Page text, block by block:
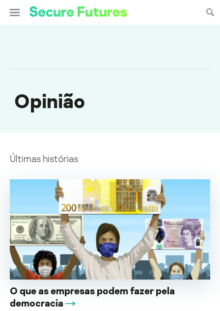
Opinião
Últimas histórias
O que as empresas podem fazer pela
democracia